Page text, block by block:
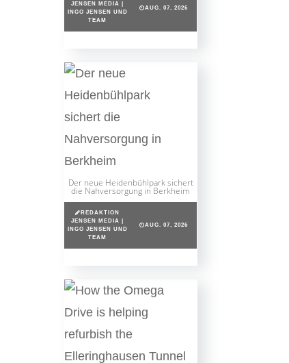
JENSEN MEDIA |
INGO JENSEN UND
TEAM
AUG. 07, 2026
Der neue Heidenbühlpark sichert
die Nahversorgung in Berkheim
REDAKTION
JENSEN MEDIA |
INGO JENSEN UND
TEAM
AUG. 07, 2026